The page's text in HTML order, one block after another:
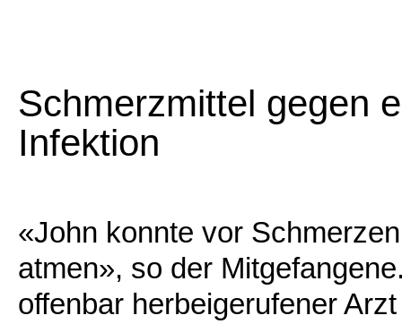
Schmerzmittel gegen
Infektion
«John konnte vor
atmen», so der
offenbar herbeigerufener